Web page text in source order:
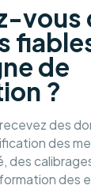
vous
de
?
des
des
des
des